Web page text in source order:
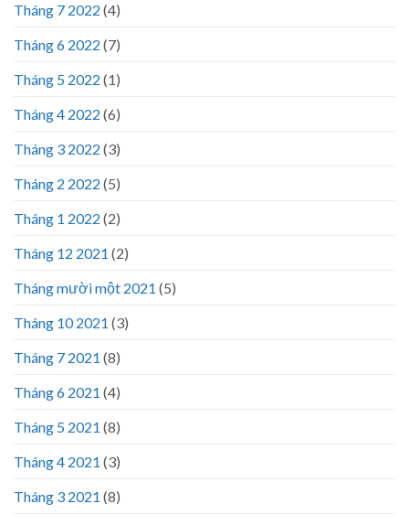
Tháng 7 2022 (4)
Tháng 6 2022 (7)
Tháng 5 2022 (1)
Tháng 4 2022 (6)
Tháng 3 2022 (3)
Tháng 2 2022 (5)
Tháng 1 2022 (2)
Tháng 12 2021 (2)
Tháng mười một 2021 (5)
Tháng 10 2021 (3)
Tháng 7 2021 (8)
Tháng 6 2021 (4)
Tháng 5 2021 (8)
Tháng 4 2021 (3)
Tháng 3 2021 (8)